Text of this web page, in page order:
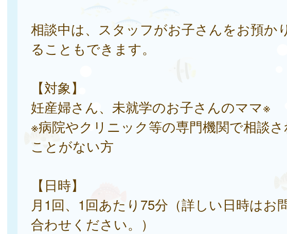
相談中は、スタッフがお子さんをお預か
ることもできます。
【対象】
妊産婦さん、未就学のお子さんのママ※
※病院やクリニック等の専門機関で相談さ
ことがない方
【日時】
月1回、1回あたり75分（詳しい日時はお
合わせください。）